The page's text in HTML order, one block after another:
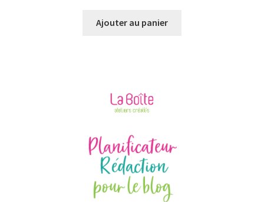
Ajouter au panier